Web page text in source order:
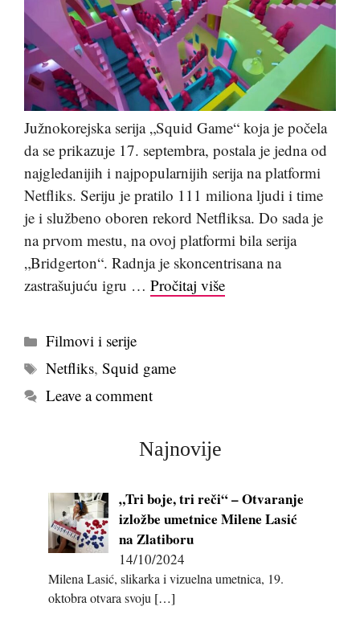
Južnokorejska serija „Squid Game“ koja je počela
da se prikazuje 17. septembra, postala je jedna od
najgledanijih i najpopularnijih serija na platformi
Netfliks. Seriju je pratilo 111 miliona ljudi i time
je i službeno oboren rekord Netfliksa. Do sada je
na prvom mestu, na ovoj platformi bila serija
„Bridgerton“. Radnja je skoncentrisana na
zastrašujuću igru … Pročitaj više
Kategorije
Filmovi i serije
Tags
Netfliks,Squid game
Leave a comment
Najnovije
„Tri boje, tri reči“ – Otvaranje
izložbe umetnice Milene Lasić
na Zlatiboru
14/10/2024
Milena Lasić, slikarka i vizuelna umetnica, 19.
oktobra otvara svoju […]